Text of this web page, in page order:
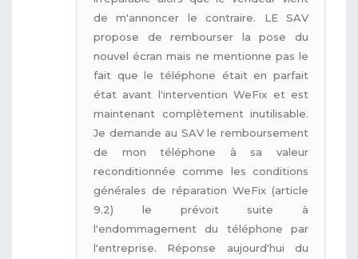
de m'annoncer le contraire. LE SAV
propose de rembourser la pose du
nouvel écran mais ne mentionne pas le
fait que le téléphone était en parfait
état avant l'intervention WeFix et est
maintenant complètement inutilisable.
Je demande au SAV le remboursement
de mon téléphone à sa valeur
reconditionnée comme les conditions
générales de réparation WeFix (article
9.2) le prévoit suite à
l'endommagement du téléphone par
l'entreprise. Réponse aujourd'hui du